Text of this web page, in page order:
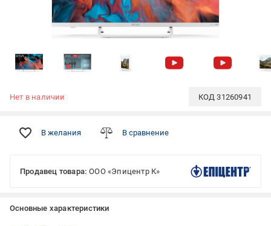
Нет в наличии КОД31260941
В желания В сравнение
Продавец товара: ООО «Эпицентр К»
Основные характеристики